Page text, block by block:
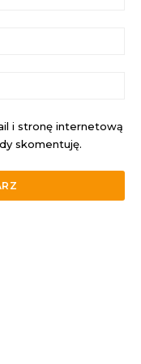
i stronę internetową
skomentuję.